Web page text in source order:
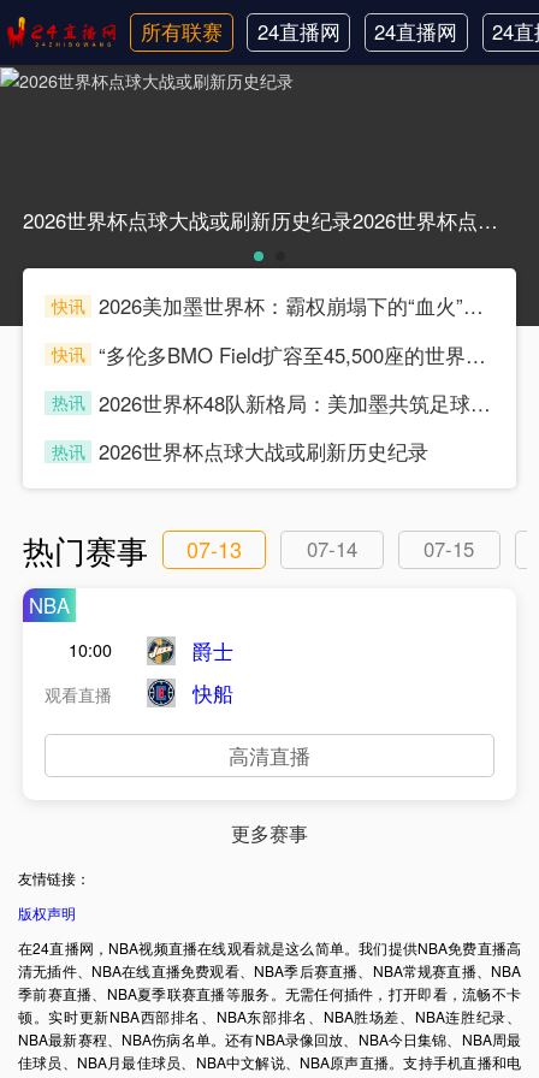
所有联赛
24直播网
日职联
24直播网
中甲
24
韩
2026世界杯点球大战或刷新历史纪录2026世界杯点球大战或刷新历史纪录
快讯
2026美加墨世界杯：霸权崩塌下的“血火”狂欢
快讯
“多伦多BMO Field扩容至45,500座的世界杯声场适配性仿真分析（2026）”
热讯
2026世界杯48队新格局：美加墨共筑足球盛宴，北美势力版图全面重构
热讯 2026世界杯点球大战或刷新历史纪录
热门赛事 07-13 07-14
07-15
NBA
10:00
观看直播
爵士
快船
高清直播
更多赛事
友情链接：
版权声明
在24直播网，NBA视频直播在线观看就是这么简单。我们提供NBA免费直播高
清无插件、NBA在线直播免费观看、NBA季后赛直播、NBA常规赛直播、NBA
季前赛直播、NBA夏季联赛直播等服务。无需任何插件，打开即看，流畅不卡
顿。实时更新NBA西部排名、NBA东部排名、NBA胜场差、NBA连胜纪录、
NBA最新赛程、NBA伤病名单。还有NBA录像回放、NBA今日集锦、NBA周最
佳球员、NBA月最佳球员、NBA中文解说、NBA原声直播。支持手机直播和电